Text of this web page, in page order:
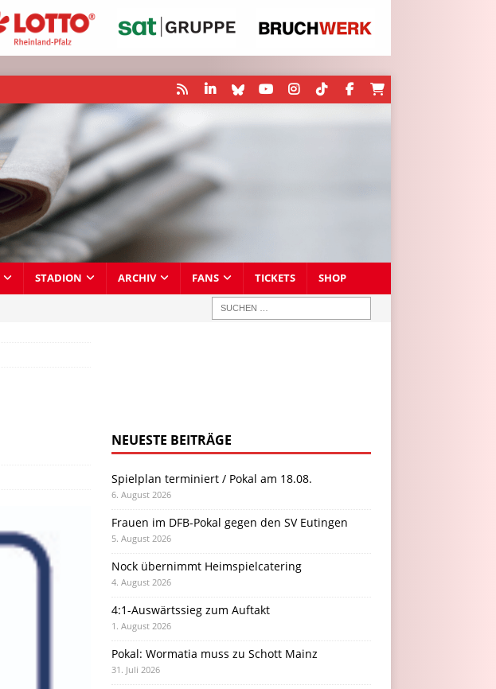
STADION ARCHIV FANS TICKETS SHOP
NEUESTE BEITRÄGE
Spielplan terminiert / Pokal am 18.08.
6. August 2026
Frauen im DFB-Pokal gegen den SV Eutingen
5. August 2026
Nock übernimmt Heimspielcatering
4. August 2026
4:1-Auswärtssieg zum Auftakt
1. August 2026
Pokal: Wormatia muss zu Schott Mainz
31. Juli 2026